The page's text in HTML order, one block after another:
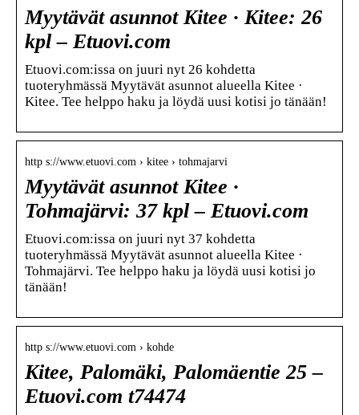
Myytävät asunnot Kitee · Kitee: 26
kpl – Etuovi.com
Etuovi.com:issa on juuri nyt 26 kohdetta
tuoteryhmässä Myytävät asunnot alueella Kitee ·
Kitee. Tee helppo haku ja löydä uusi kotisi jo tänään!
http s://www.etuovi.com › kitee › tohmajarvi
Myytävät asunnot Kitee ·
Tohmajärvi: 37 kpl – Etuovi.com
Etuovi.com:issa on juuri nyt 37 kohdetta
tuoteryhmässä Myytävät asunnot alueella Kitee ·
Tohmajärvi. Tee helppo haku ja löydä uusi kotisi jo
tänään!
http s://www.etuovi.com › kohde
Kitee, Palomäki, Palomäentie 25 –
Etuovi.com t74474